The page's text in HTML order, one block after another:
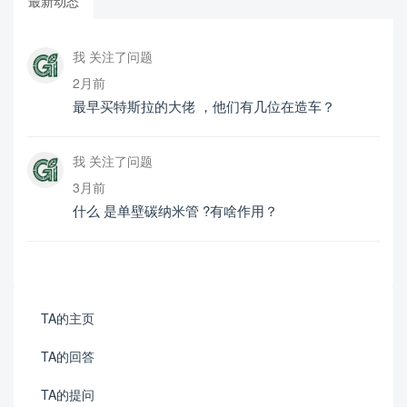
我 关注了问题
2月前
最早买特斯拉的大佬 ，他们有几位在造车？
我 关注了问题
3月前
什么 是单壁碳纳米管 ?有啥作用？
TA的主页
TA的回答
TA的提问